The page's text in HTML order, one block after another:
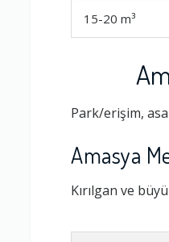
15-20 m³
Park/erişim,
Amasya
Kırılgan ve